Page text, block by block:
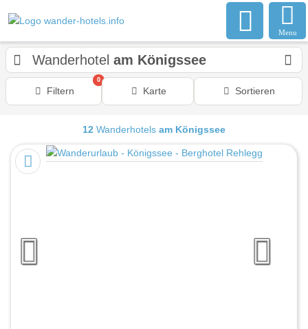
Menu
Wanderhotel am Königssee
Filtern
0
Karte Sortieren
12 Wanderhotels am Königssee